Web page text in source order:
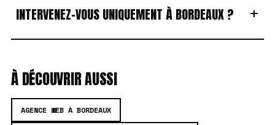
INTERVENEZ-VOUS UNIQUEMENT À BORDEAUX ? +
À DÉCOUVRIR AUSSI
AGENCE WEB À BORDEAUX